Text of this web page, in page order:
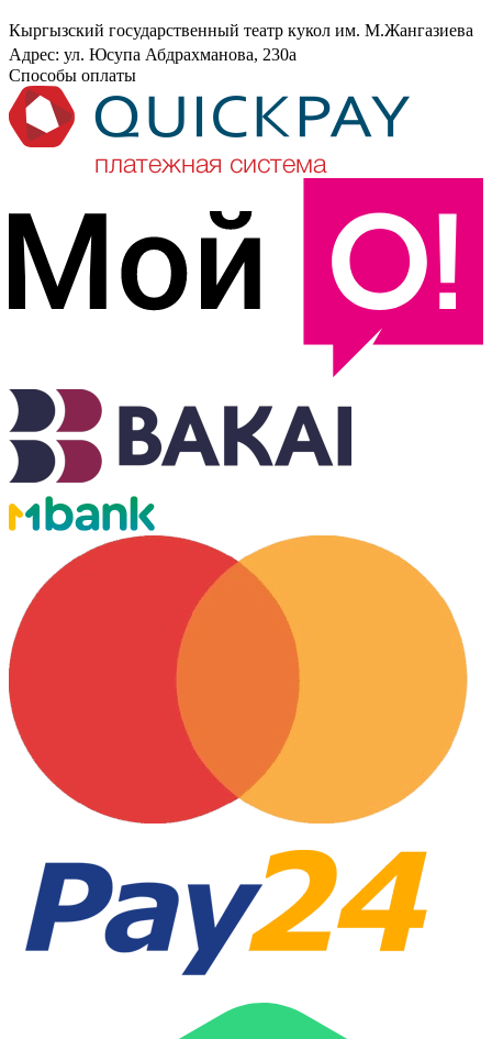
Кыргызский государственный театр кукол им. М.Жангазиева
Адрес: ул. Юсупа Абдрахманова, 230а
Способы оплаты